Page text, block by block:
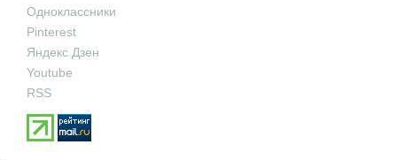
Одноклассники
Pinterest
Яндекс Дзен
Youtube
RSS